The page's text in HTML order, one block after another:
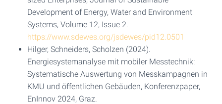
Development of Energy, Water and Environment
Systems, Volume 12, Issue 2.
https://www.sdewes.org/jsdewes/pid12.0501
Hilger, Schneiders, Scholzen (2024).
Energiesystemanalyse mit mobiler Messtechnik:
Systematische Auswertung von Messkampagnen in
KMU und öffentlichen Gebäuden, Konferenzpaper,
EnInnov 2024, Graz.